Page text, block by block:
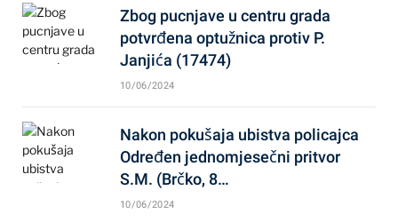
Zbog pucnjave u centru grada
potvrđena optužnica protiv P.
Janjića (17474)
10/06/2024
Nakon pokušaja ubistva policajca
Određen jednomjesečni pritvor
S.M. (Brčko, 8…
10/06/2024